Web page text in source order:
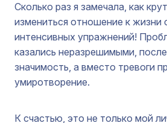
Сколько раз я замечала, как
измениться отношение к жизни
интенсивных упражнений!
казались неразрешимыми,
значимость, а вместо тревоги
умиротворение.
К счастью, это не только мой